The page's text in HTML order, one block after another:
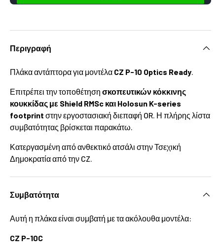
Περιγραφή
Πλάκα αντάπτορα για μοντέλα CZ P-10 Optics Ready
Επιτρέπει την τοποθέτηση σκοπευτικών κόκκινης
κουκκίδας με Shield RMSc και Holosun K-series
footprint στην εργοστασιακή διεπαφή OR. Η πλήρης λίστα
συμβατότητας βρίσκεται παρακάτω.
Κατεργασμένη από ανθεκτικό ατσάλι στην Τσεχική
Δημοκρατία από την CZ.
Συμβατότητα
Αυτή η πλάκα είναι συμβατή με τα ακόλουθα μοντέλα:
CZ P-10C